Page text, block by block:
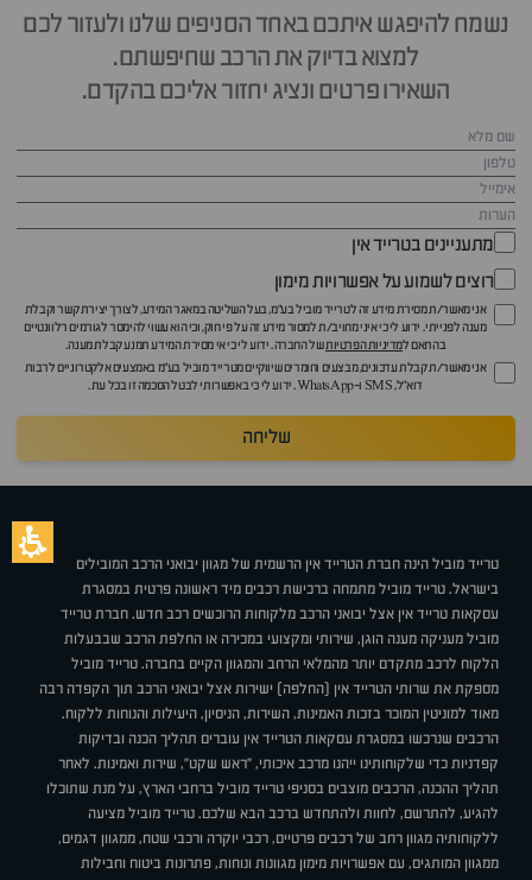
נשמח להיפגש איתכם באחד הסניפים שלנו ולעזור לכם
למצוא בדיוק את הרכב שחיפשתם.
השאירו פרטים ונציג יחזור אליכם בהקדם.
מתעניינים בטרייד אין
רוצים לשמוע על אפשרויות מימון
אני מאשר/ת מסירת מידע זה לטרייד מוביל בע"מ, בעל השליטה במאגר המידע, לצורך יצירת קשר וקבלת
מענה לפנייתי. ידוע לי כי איני מחויב/ת למסור מידע זה על פי חוק, וכי הוא עשוי להימסר לגורמים רלוונטיים
בהתאם למדיניות הפרטיותשל החברה. ידוע לי כי אי מסירת המידע תמנע קבלת מענה.
אני מאשר/ת קבלת עדכונים, מבצעים וחומרים שיווקיים מטרייד מוביל בע"מ באמצעים אלקטרוניים לרבות
דוא״ל, SMS ו-WhatsApp. ידוע לי כי באפשרותי לבטל הסכמה זו בכל עת.
שליחה
טרייד מוביל הינה חברת הטרייד אין הרשמית של מגוון יבואני הרכב המובילים
בישראל. טרייד מוביל מתמחה ברכישת רכבים מיד ראשונה פרטית במסגרת
עסקאות טרייד אין אצל יבואני הרכב מלקוחות הרוכשים רכב חדש. חברת טרייד
מוביל מעניקה מענה הוגן, שירותי ומקצועי במכירה או החלפת הרכב שבבעלות
הלקוח לרכב מתקדם יותר מהמלאי הרחב והמגוון הקיים בחברה. טרייד מוביל
מספקת את שרותי הטרייד אין (החלפה) ישירות אצל יבואני הרכב תוך הקפדה רבה
מאוד למוניטין המוכר בזכות האמינות, השירות, הניסיון, היעילות והנוחות ללקוח.
הרכבים שנרכשו במסגרת עסקאות הטרייד אין עוברים תהליך הכנה ובדיקות
קפדניות כדי שלקוחותינו ייהנו מרכב איכותי, "ראש שקט", שירות ואמינות. לאחר
תהליך ההכנה, הרכבים מוצבים בסניפי טרייד מוביל ברחבי הארץ, על מנת שתוכלו
להגיע, להתרשם, לחוות ולהתחדש ברכב הבא שלכם. טרייד מוביל מציעה
ללקוחותיה מגוון רחב של רכבים פרטיים, רכבי יוקרה ורכבי שטח, ממגוון דגמים,
ממגוון המותגים, עם אפשרויות מימון מגוונות ונוחות, פתרונות ביטוח וחבילות